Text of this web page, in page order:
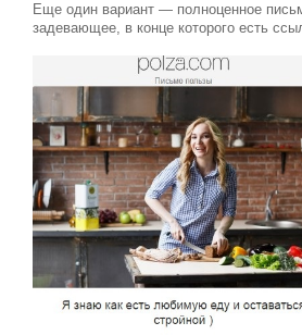
Еще один вариант — полноценное
задевающее, в конце которого есть